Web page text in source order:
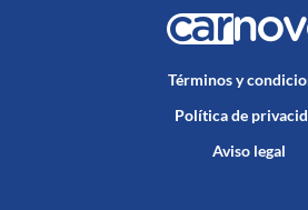
Términos y
Política de
Aviso legal